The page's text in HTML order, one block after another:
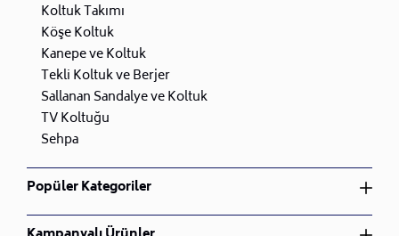
Koltuk Takımı
Köşe Koltuk
Kanepe ve Koltuk
Tekli Koltuk ve Berjer
Sallanan Sandalye ve Koltuk
TV Koltuğu
Sehpa
Popüler Kategoriler
Yatak Odası Takımı